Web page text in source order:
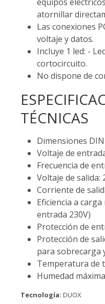
atornillar
Las conexiones
voltaje y datos.
Incluye 1 led: -
cortocircuito.
No dispone de
TÉCNICAS
Dimensiones
Voltaje de
Frecuencia de
Voltaje de salida:
Corriente de
Eficiencia a
entrada 230V)
Protección de
Protección de
para sobrecarga
Temperatura de
Humedad
Tecnología: DUOX